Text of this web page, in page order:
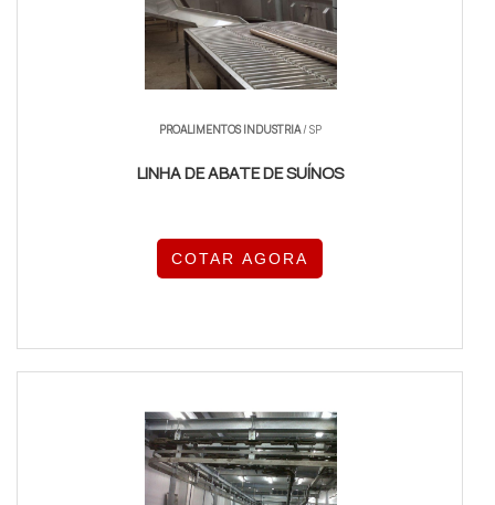
PROALIMENTOS INDUSTRIA/ SP
LINHA DE ABATE DE SUÍNOS
COTAR AGORA